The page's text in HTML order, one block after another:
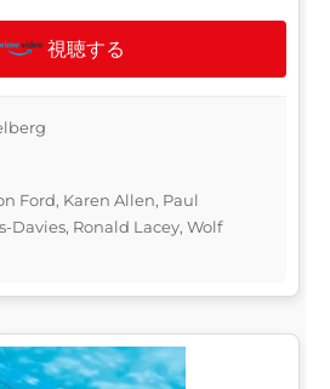
視聴する
Ford, Karen Allen, Paul
Davies, Ronald Lacey, Wolf